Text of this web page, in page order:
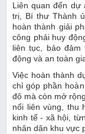
Liên quan đến dự
trị, Bí thư Thành
hoàn thành giải
công phải huy
liên tục, bảo
động và an toàn
Việc hoàn thành
chỉ góp phần
đô mà còn mở
nối liên vùng, thu
kinh tế - xã hội,
nhân dân khu vực